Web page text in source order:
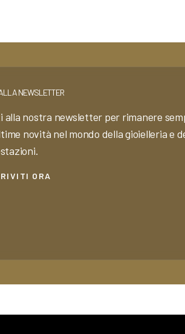
NEWSLETTER
alla nostra newsletter per rimanere
novità nel mondo della gioielleria e
ORA